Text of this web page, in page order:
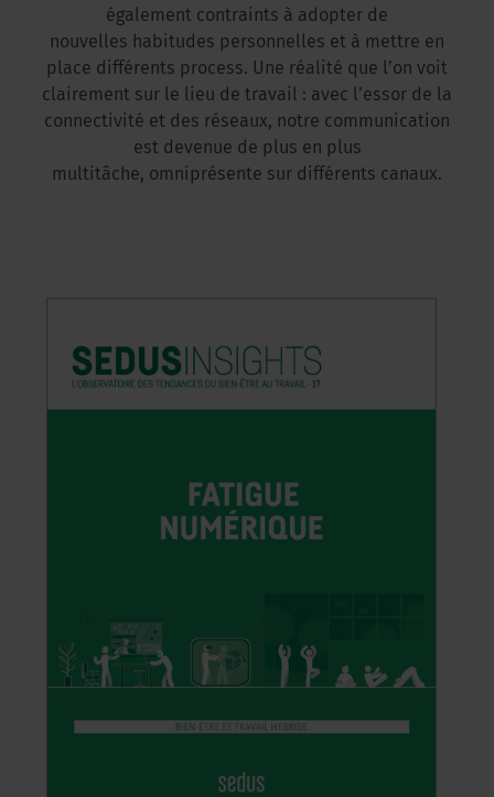
également contraints à adopter de
nouvelles habitudes personnelles et à mettre en
place différents process. Une réalité que l’on voit
clairement sur le lieu de travail : avec l’essor de la
connectivité et des réseaux, notre communication
est devenue de plus en plus
multitâche, omniprésente sur différents canaux.